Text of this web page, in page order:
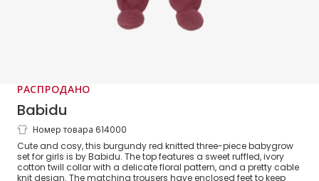
РАСПРОДАНО
Babidu
Girls Burgundy Red Knit Babysuit Set
with Ruffle Collar
Номер товара 614000
Cute and cosy, this burgundy red knitted three-piece babygrow
set for girls is by Babidu. The top features a sweet ruffled, ivory
cotton twill collar with a delicate floral pattern, and a pretty cable
knit design. The matching trousers have enclosed feet to keep